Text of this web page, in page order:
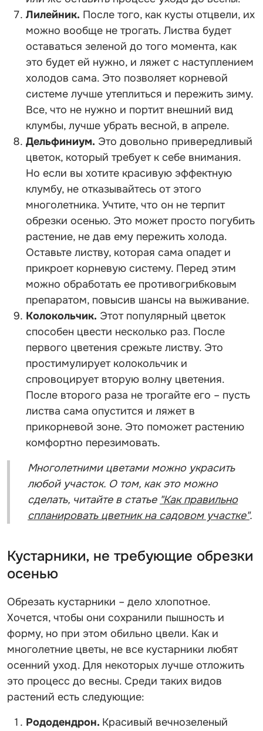
Лилейник. После того, как кусты отцвели, их
можно вообще не трогать. Листва будет
оставаться зеленой до того момента, как
это будет ей нужно, и ляжет с наступлением
холодов сама. Это позволяет корневой
системе лучше утеплиться и пережить зиму.
Все, что не нужно и портит внешний вид
клумбы, лучше убрать весной, в апреле.
Дельфиниум. Это довольно привередливый
цветок, который требует к себе внимания.
Но если вы хотите красивую эффектную
клумбу, не отказывайтесь от этого
многолетника. Учтите, что он не терпит
обрезки осенью. Это может просто погубить
растение, не дав ему пережить холода.
Оставьте листву, которая сама опадет и
прикроет корневую систему. Перед этим
можно обработать ее противогрибковым
препаратом, повысив шансы на выживание.
Колокольчик. Этот популярный цветок
способен цвести несколько раз. После
первого цветения срежьте листву. Это
простимулирует колокольчик и
спровоцирует вторую волну цветения.
После второго раза не трогайте его – пусть
листва сама опустится и ляжет в
прикорневой зоне. Это поможет растению
комфортно перезимовать.
Многолетними цветами можно украсить
любой участок. О том, как это можно
сделать, читайте в статье "Как правильно
спланировать цветник на садовом участке".
Кустарники, не требующие обрезки
осенью
Обрезать кустарники – дело хлопотное.
Хочется, чтобы они сохранили пышность и
форму, но при этом обильно цвели. Как и
многолетние цветы, не все кустарники любят
осенний уход. Для некоторых лучше отложить
это процесс до весны. Среди таких видов
растений есть следующие:
Рододендрон. Красивый вечнозеленый